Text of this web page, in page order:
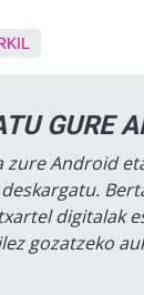
GURE
zure Android
digitalak
gozatzeko